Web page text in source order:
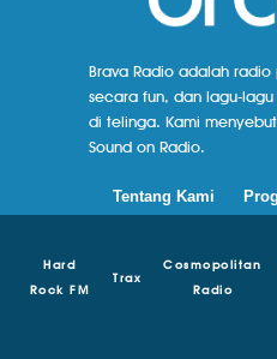
Brava Radio adalah radio
secara fun, dan lagu-
di telinga. Kami
Sound on Radio.
Tentang Kami
Hard
Rock FM
Trax
Cosmopolitan
Radio